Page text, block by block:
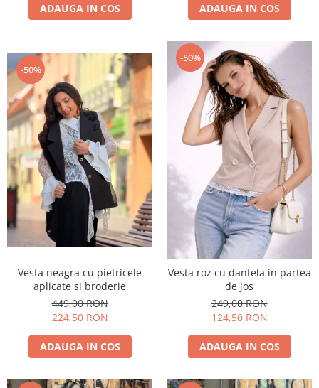
ADAUGA IN COS ADAUGA IN COS
-50%
Vesta neagra cu pietricele
aplicate si broderie
449,00 RON
224,50 RON
ADAUGA IN COS
-50%
Vesta roz cu dantela in partea
de jos
249,00 RON
124,50 RON
ADAUGA IN COS